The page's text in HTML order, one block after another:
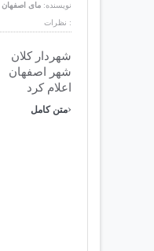
نویسنده: مای اصفهان
نظرات :
شهردار کلان
شهر اصفهان
اعلام کرد
متن کامل›